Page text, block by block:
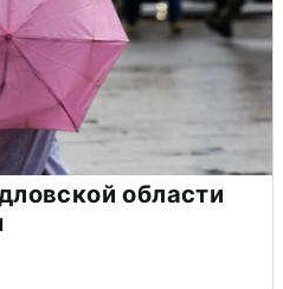
области